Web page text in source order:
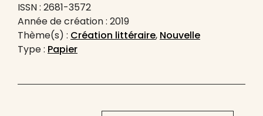
ISSN : 2681-3572
Année de création : 2019
Thème(s) : Création littéraire, Nouvelle
Type : Papier